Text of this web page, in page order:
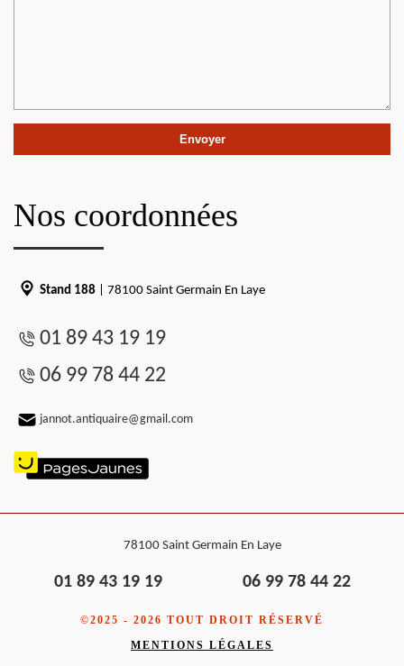
Nos coordonnées
Stand 188 | 78100 Saint Germain En Laye
01 89 43 19 19
06 99 78 44 22
jannot.antiquaire@gmail.com
78100 Saint Germain En Laye
01 89 43 19 19 06 99 78 44 22
©2025 - 2026 TOUT DROIT RÉSERVÉ
MENTIONS LÉGALES